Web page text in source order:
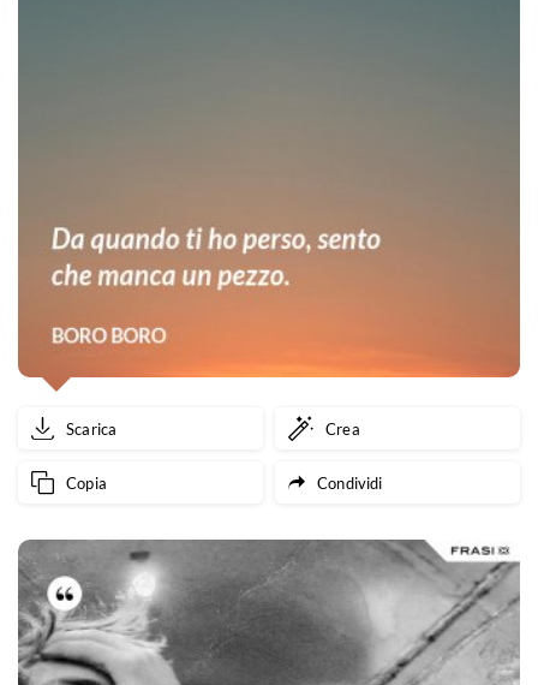
Scarica Crea
Copia Condividi